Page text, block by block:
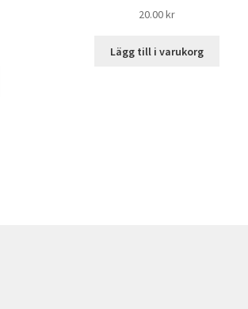
20.00kr
Lägg till i varukorg